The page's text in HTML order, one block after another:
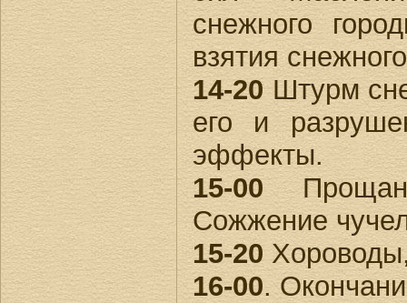
снежного
взятия
14-20Штурм
его и
эффекты.
15-00
Сожжение
15-20
16-00.